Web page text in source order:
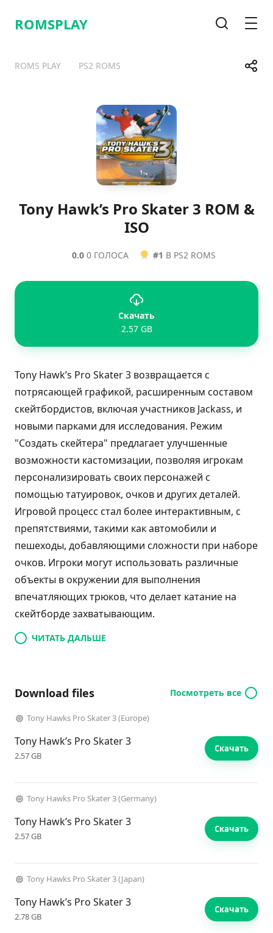
ROMSPLAY
ROMS PLAY PS2 ROMS
TelegramFacebook
Tony Hawk’s Pro Skater 3 ROM &
ISO
0.0 0 ГОЛОСА #1 В PS2 ROMS
Скачать
2.57 GB
Tony Hawk’s Pro Skater 3 возвращается с
потрясающей графикой, расширенным составом
скейтбордистов, включая участников Jackass, и
новыми парками для исследования. Режим
"Создать скейтера" предлагает улучшенные
возможности кастомизации, позволяя игрокам
персонализировать своих персонажей с
помощью татуировок, очков и других деталей.
Игровой процесс стал более интерактивным, с
препятствиями, такими как автомобили и
пешеходы, добавляющими сложности при наборе
очков. Игроки могут использовать различные
объекты в окружении для выполнения
впечатляющих трюков, что делает катание на
скейтборде захватывающим.
ЧИТАТЬ ДАЛЬШЕ
Download files Посмотреть все
Tony Hawks Pro Skater 3 (Europe)
Tony Hawk’s Pro Skater 3
2.57 GB
Скачать
Tony Hawks Pro Skater 3 (Germany)
Tony Hawk’s Pro Skater 3
2.57 GB
Скачать
Tony Hawks Pro Skater 3 (Japan)
Tony Hawk’s Pro Skater 3
2.78 GB
Скачать